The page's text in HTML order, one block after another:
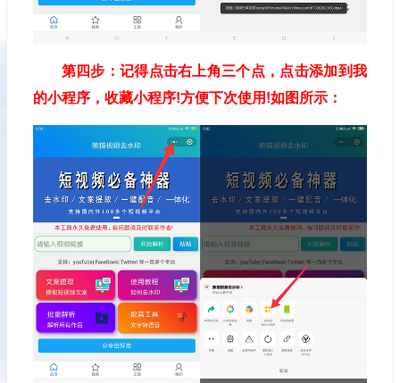
第四步：记得点击右上角三个点，点击添加到我
的小程序，收藏小程序!方便下次使用!如图所示：